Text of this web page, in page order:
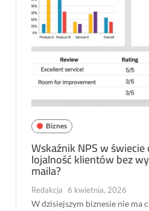
Biznes
Wskaźnik NPS w
lojalność klientów bez
maila?
Redakcja 6 kwietnia, 2026
W dzisiejszym biznesie nie ma